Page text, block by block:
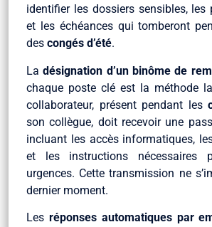
identifier les dossiers sensibles, les
et les échéances qui tomberont
des congés d’été.
Ladésignation d’un binôme de
chaque poste clé est la méthode
collaborateur, présent pendant les
son collègue, doit recevoir une
incluant les accès informatiques,
et les instructions nécessaires
urgences. Cette transmission ne
dernier moment.
Les réponses automatiques par